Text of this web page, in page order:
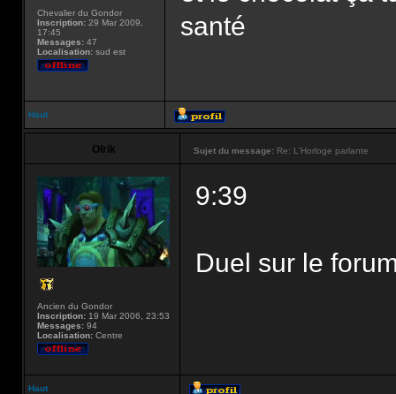
Chevalier du Gondor
Inscription: 29 Mar 2009,
17:45
Messages: 47
Localisation: sud est
santé
Haut
Olrik Sujet du message: Re: L'Horloge parlante
Ancien du Gondor
Inscription: 19 Mar 2006, 23:53
Messages: 94
Localisation: Centre
9:39
Duel sur le
Haut